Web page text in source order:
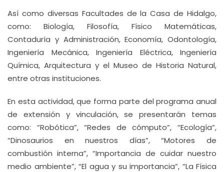
Así como diversas Facultades de la Casa de Hidalgo,
como: Biología, Filosofía, Físico Matemáticas,
Contaduría y Administración, Economía, Odontología,
Ingeniería Mecánica, Ingeniería Eléctrica, Ingeniería
Química, Arquitectura y el Museo de Historia Natural,
entre otras instituciones.
En esta actividad, que forma parte del programa anual
de extensión y vinculación, se presentarán temas
como: “Robótica”, “Redes de cómputo”, “Ecología”,
“Dinosaurios en nuestros días”, “Motores de
combustión interna”, “Importancia de cuidar nuestro
medio ambiente”, “El agua y su importancia”, “La Física